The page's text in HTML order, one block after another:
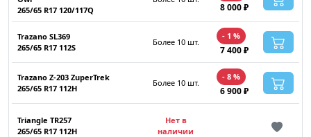
265/65 R17 120/117Q
8 000 ₽
Trazano SL369
265/65 R17 112S
Более 10 шт.
- 1 %
7 400 ₽
Trazano Z-203 ZuperTrek
265/65 R17 112H
Более 10 шт.
- 8 %
6 900 ₽
Triangle TR257
265/65 R17 112H
Нет в
наличии